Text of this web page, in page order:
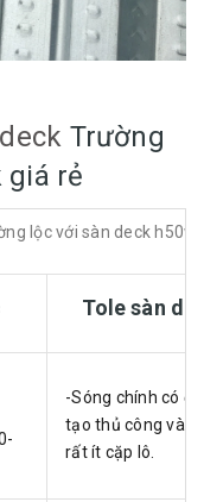
Trường
giá rẻ
lộc với sàn deck
Tole sàn
-Sóng chính có
tạo thủ công và
rất ít cặp lô.